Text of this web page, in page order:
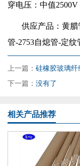
穿电压：中值
供应产品：黄腊
管-2753自熄管-定纹
上一篇： 硅橡胶玻璃纤
下一篇： 没有了
相关产品推荐